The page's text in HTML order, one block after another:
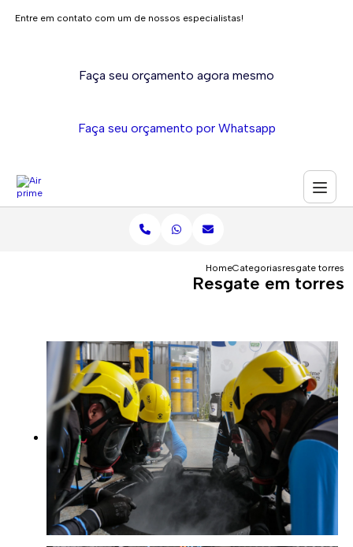
Entre em contato com um de nossos especialistas!
Faça seu orçamento agora mesmo
Faça seu orçamento por Whatsapp
HomeCategoriasresgate torres
Resgate em torres